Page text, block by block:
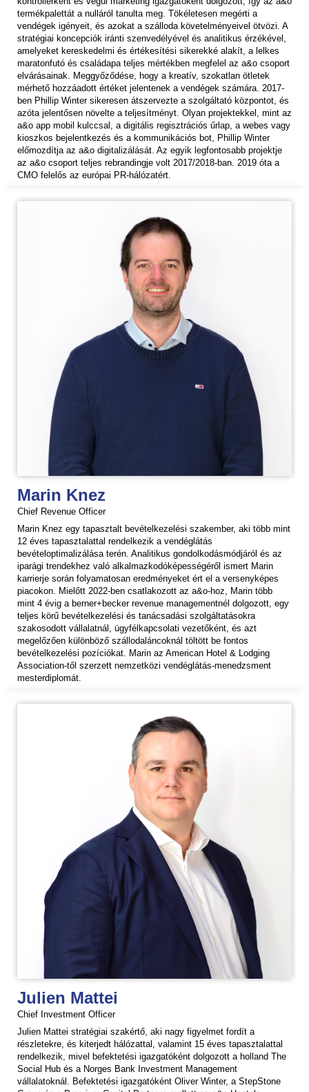
termékpalettát a nulláról tanulta meg. Tökéletesen megérti a
vendégek igényeit, és azokat a szálloda követelményeivel ötvözi. A
stratégiai koncepciók iránti szenvedélyével és analitikus érzékével,
amelyeket kereskedelmi és értékesítési sikerekké alakít, a lelkes
maratonfutó és családapa teljes mértékben megfelel az a&o csoport
elvárásainak. Meggyőződése, hogy a kreatív, szokatlan ötletek
mérhető hozzáadott értéket jelentenek a vendégek számára. 2017-
ben Phillip Winter sikeresen átszervezte a szolgáltató központot, és
azóta jelentősen növelte a teljesítményt. Olyan projektekkel, mint az
a&o app mobil kulccsal, a digitális regisztrációs űrlap, a webes vagy
kioszkos bejelentkezés és a kommunikációs bot, Phillip Winter
előmozdítja az a&o digitalizálását. Az egyik legfontosabb projektje
az a&o csoport teljes rebrandingje volt 2017/2018-ban. 2019 óta a
CMO felelős az európai PR-hálózatért.
Marin Knez
Chief Revenue Officer
Marin Knez egy tapasztalt bevételkezelési szakember, aki több mint
12 éves tapasztalattal rendelkezik a vendéglátás
bevételoptimalizálása terén. Analitikus gondolkodásmódjáról és az
iparági trendekhez való alkalmazkodóképességéről ismert Marin
karrierje során folyamatosan eredményeket ért el a versenyképes
piacokon. Mielőtt 2022-ben csatlakozott az a&o-hoz, Marin több
mint 4 évig a berner+becker revenue managementnél dolgozott, egy
teljes körű bevételkezelési és tanácsadási szolgáltatásokra
szakosodott vállalatnál, ügyfélkapcsolati vezetőként, és azt
megelőzően különböző szállodaláncoknál töltött be fontos
bevételkezelési pozíciókat. Marin az American Hotel & Lodging
Association-től szerzett nemzetközi vendéglátás-menedzsment
mesterdiplomát.
Julien Mattei
Chief Investment Officer
Julien Mattei stratégiai szakértő, aki nagy figyelmet fordít a
részletekre, és kiterjedt hálózattal, valamint 15 éves tapasztalattal
rendelkezik, mivel befektetési igazgatóként dolgozott a holland The
Social Hub és a Norges Bank Investment Management
vállalatoknál. Befektetési igazgatóként Oliver Winter, a StepStone